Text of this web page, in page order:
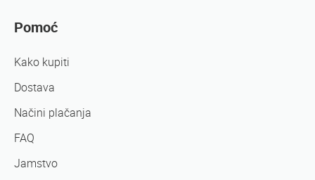
Pomoć
Kako kupiti
Dostava
Načini plačanja
FAQ
Jamstvo